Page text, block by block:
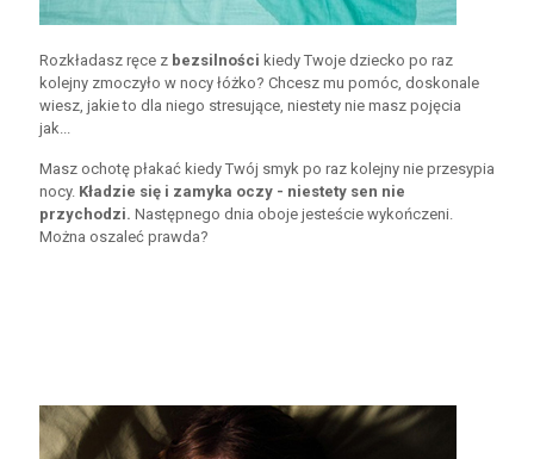
Rozkładasz ręce z bezsilności kiedy Twoje dziecko po raz
kolejny zmoczyło w nocy łóżko? Chcesz mu pomóc, doskonale
wiesz, jakie to dla niego stresujące, niestety nie masz pojęcia
jak...
Masz ochotę płakać kiedy Twój smyk po raz kolejny nie przesypia
nocy. Kładzie się i zamyka oczy - niestety sen nie
przychodzi. Następnego dnia oboje jesteście wykończeni.
Można oszaleć prawda?